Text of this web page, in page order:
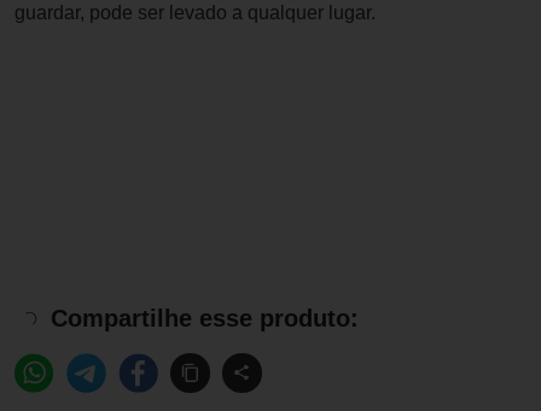
guardar, pode ser levado a qualquer lugar.
Compartilhe esse produto: